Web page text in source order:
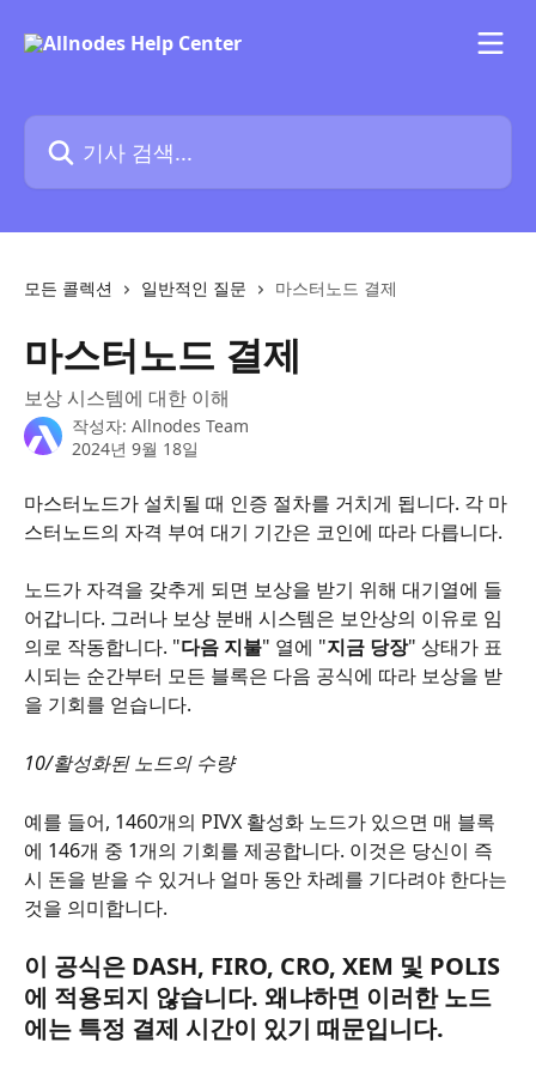
기사 검색...
모든 콜렉션 일반적인 질문 마스터노드 결제
마스터노드 결제
보상 시스템에 대한 이해
작성자: Allnodes Team
2024년 9월 18일
마스터노드가 설치될 때 인증 절차를 거치게 됩니다. 각 마
스터노드의 자격 부여 대기 기간은 코인에 따라 다릅니다.
노드가 자격을 갖추게 되면 보상을 받기 위해 대기열에 들
어갑니다. 그러나 보상 분배 시스템은 보안상의 이유로 임
의로 작동합니다. "다음 지불" 열에 "지금 당장" 상태가 표
시되는 순간부터 모든 블록은 다음 공식에 따라 보상을 받
을 기회를 얻습니다.
10/활성화된 노드의 수량
예를 들어, 1460개의 PIVX 활성화 노드가 있으면 매 블록
에 146개 중 1개의 기회를 제공합니다. 이것은 당신이 즉
시 돈을 받을 수 있거나 얼마 동안 차례를 기다려야 한다는
것을 의미합니다.
이 공식은 DASH, FIRO, CRO, XEM 및 POLIS
에 적용되지 않습니다. 왜냐하면 이러한 노드
에는 특정 결제 시간이 있기 때문입니다.